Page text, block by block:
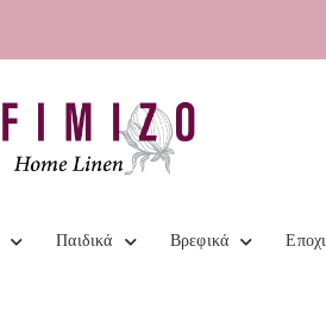
Παιδικά Βρεφικά